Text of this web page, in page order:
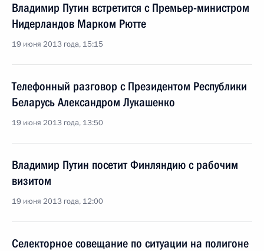
Владимир Путин встретится с Премьер-министром
Нидерландов Марком Рютте
19 июня 2013 года, 15:15
Телефонный разговор с Президентом Республики
Беларусь Александром Лукашенко
19 июня 2013 года, 13:50
Владимир Путин посетит Финляндию с рабочим
визитом
19 июня 2013 года, 12:00
Селекторное совещание по ситуации на полигоне